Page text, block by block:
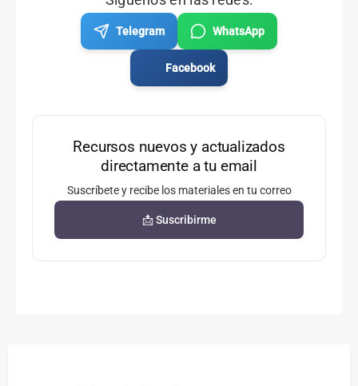
Telegram WhatsApp
Facebook
Recursos nuevos y actualizados
directamente a tu email
Suscríbete y recibe los materiales en tu correo
📩 Suscribirme